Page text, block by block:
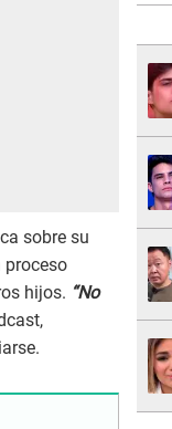
sobre su
proceso
hijos. “No